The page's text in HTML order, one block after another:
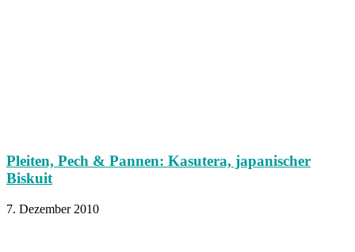
Pleiten, Pech & Pannen: Kasutera, japanischer
Biskuit
7. Dezember 2010